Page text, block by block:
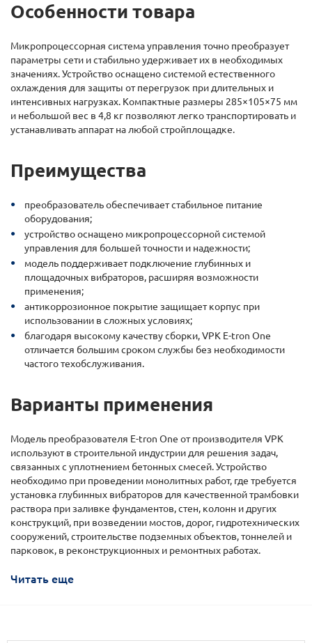
Особенности товара
Микропроцессорная система управления точно преобразует
параметры сети и стабильно удерживает их в необходимых
значениях. Устройство оснащено системой естественного
охлаждения для защиты от перегрузок при длительных и
интенсивных нагрузках. Компактные размеры 285×105×75 мм
и небольшой вес в 4,8 кг позволяют легко транспортировать и
устанавливать аппарат на любой стройплощадке.
Преимущества
преобразователь обеспечивает стабильное питание
оборудования;
устройство оснащено микропроцессорной системой
управления для большей точности и надежности;
модель поддерживает подключение глубинных и
площадочных вибраторов, расширяя возможности
применения;
антикоррозионное покрытие защищает корпус при
использовании в сложных условиях;
благодаря высокому качеству сборки, VPK E-tron One
отличается большим сроком службы без необходимости
частого техобслуживания.
Варианты применения
Модель преобразователя E-tron One от производителя VPK
используют в строительной индустрии для решения задач,
связанных с уплотнением бетонных смесей. Устройство
необходимо при проведении монолитных работ, где требуется
установка глубинных вибраторов для качественной трамбовки
раствора при заливке фундаментов, стен, колонн и других
конструкций, при возведении мостов, дорог, гидротехнических
сооружений, строительстве подземных объектов, тоннелей и
парковок, в реконструкционных и ремонтных работах.
Читать еще